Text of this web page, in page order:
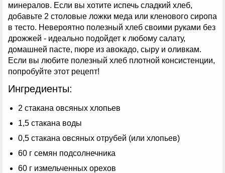
минералов. Если вы хотите испечь сладкий хлеб,
добавьте 2 столовые ложки меда или кленового сиропа
в тесто. Невероятно полезный хлеб своими руками без
дрожжей - идеально подойдет к любому салату,
домашней пасте, пюре из авокадо, сыру и оливкам.
Если вы любите полезный хлеб плотной консистенции,
попробуйте этот рецепт!
Ингредиенты:
2 стакана овсяных хлопьев
1,5 стакана воды
0,5 стакана овсяных отрубей (или хлопьев)
60 г семян подсолнечника
60 г измельченных орехов